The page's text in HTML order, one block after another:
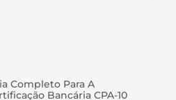
Completo Para A
Bancária CPA-10